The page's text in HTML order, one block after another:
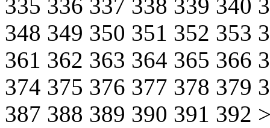
335 336 337 338 339 340
348 349 350 351 352 353
361 362 363 364 365 366
374 375 376 377 378 379
387 388 389 390 391 392